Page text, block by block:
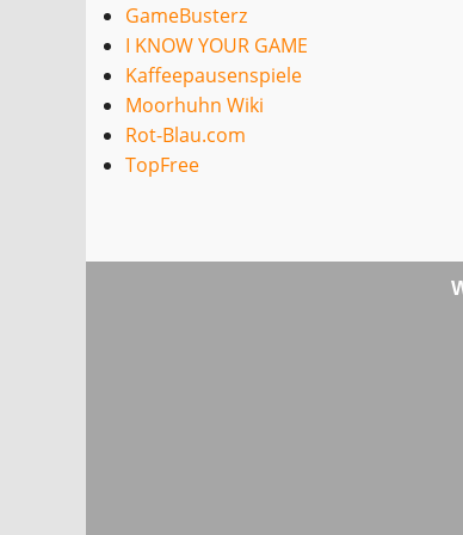
GameBusterz
I KNOW YOUR GAME
Kaffeepausenspiele
Moorhuhn Wiki
Rot-Blau.com
TopFree